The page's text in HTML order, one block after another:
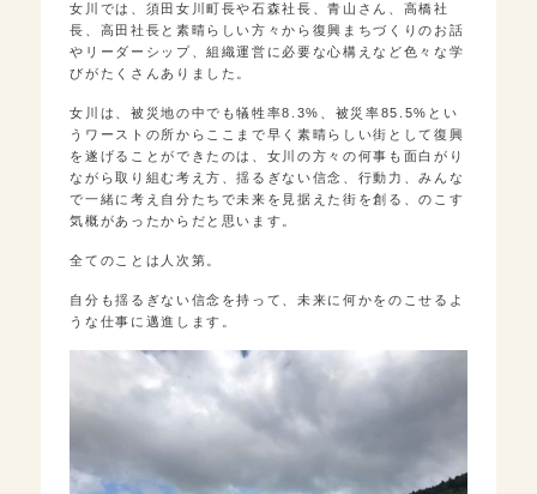
女川では、須田女川町長や石森社長、青山さん、高橋社
長、高田社長と素晴らしい方々から復興まちづくりのお話
やリーダーシップ、組織運営に必要な心構えなど色々な学
びがたくさんありました。
女川は、被災地の中でも犠牲率8.3%、被災率85.5%とい
うワーストの所からここまで早く素晴らしい街として復興
を遂げることができたのは、女川の方々の何事も面白がり
ながら取り組む考え方、揺るぎない信念、行動力、みんな
で一緒に考え自分たちで未来を見据えた街を創る、のこす
気概があったからだと思います。
全てのことは人次第。
自分も揺るぎない信念を持って、未来に何かをのこせるよ
うな仕事に邁進します。